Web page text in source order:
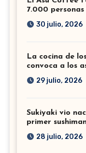
7.000
30 julio, 2026
La cocina de
convoca a los
29 julio, 2026
Sukiyaki vio
primer
28 julio, 2026